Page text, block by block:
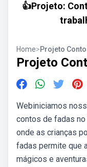
👍Projeto:
Home>Projeto
Projeto
Webiniciamos
contos de fadas no
onde as crianças
fadas permite que
mágicos e